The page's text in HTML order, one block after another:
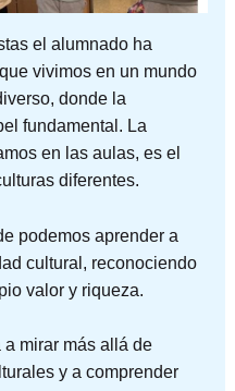
el alumnado ha
vivimos en un mundo
donde la
fundamental. La
en las aulas, es el
diferentes.
podemos aprender a
cultural, reconociendo
valor y riqueza.
mirar más allá de
y a comprender